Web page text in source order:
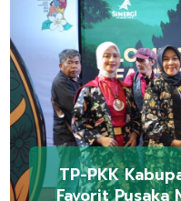
TP-PKK
Favorit Pusaka